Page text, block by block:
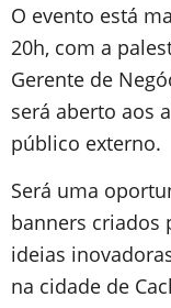
O evento está
20h, com a
Gerente de
será aberto aos
público externo.
Será uma
banners criados
ideias
na cidade de